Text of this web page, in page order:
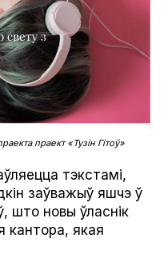
праект «Тузін Гітоў»
тэкстамі,
заўважыў яшчэ ў
што новы ўласнік
кантора, якая